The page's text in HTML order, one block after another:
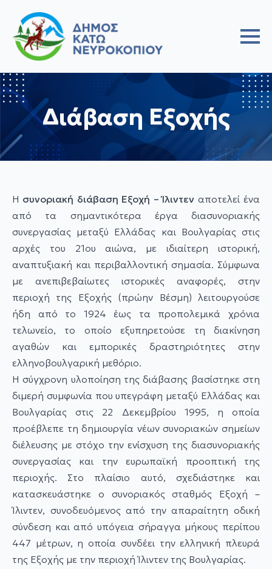
Διάβαση Εξοχής
Η συνοριακή διάβαση Εξοχή – Ίλιντεν αποτελεί ένα
από τα σημαντικότερα έργα διασυνοριακής
συνεργασίας μεταξύ Ελλάδας και Βουλγαρίας στις
αρχές του 21ου αιώνα, με ιδιαίτερη ιστορική,
αναπτυξιακή και περιβαλλοντική σημασία. Σύμφωνα
με ανεπιβεβαίωτες ιστορικές αναφορές, στην
περιοχή της Εξοχής (πρώην Βέσμη) λειτουργούσε
ήδη από το 1924 έως τα προπολεμικά χρόνια
τελωνείο, το οποίο εξυπηρετούσε τη διακίνηση
αγαθών και εμπορικές δραστηριότητες στην
ελληνοβουλγαρική μεθόριο.
Η σύγχρονη υλοποίηση της διάβασης βασίστηκε στη
διμερή συμφωνία που υπεγράφη μεταξύ Ελλάδας και
Βουλγαρίας στις 22 Δεκεμβρίου 1995, η οποία
προέβλεπε τη δημιουργία νέων συνοριακών σημείων
διέλευσης με στόχο την ενίσχυση της διασυνοριακής
συνεργασίας και την ευρωπαϊκή προοπτική της
περιοχής. Στο πλαίσιο αυτό, σχεδιάστηκε και
κατασκευάστηκε ο συνοριακός σταθμός Εξοχή –
Ίλιντεν, συνοδευόμενος από την απαραίτητη οδική
σύνδεση και από υπόγεια σήραγγα μήκους περίπου
447 μέτρων, η οποία συνδέει την ελληνική πλευρά
της Εξοχής με την περιοχή Ίλιντεν της Βουλγαρίας.